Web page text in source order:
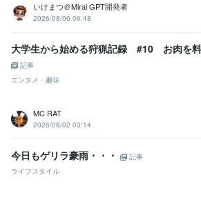
いけまつ＠Mirai GPT開発者
2026/08/06 06:48
大学生から始める狩猟記録 #10 お肉を
記事
エンタメ・趣味
MC RAT
2026/08/02 03:14
今日もゲリラ豪雨・・・
記事
ライフスタイル